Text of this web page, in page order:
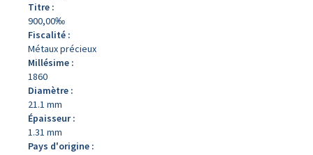
Titre :
900,00‰
Fiscalité :
Métaux précieux
Millésime :
1860
Diamètre :
21.1 mm
Épaisseur :
1.31 mm
Pays d'origine :